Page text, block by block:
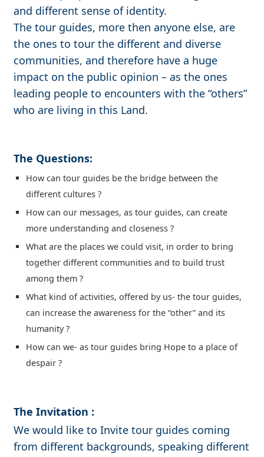
and different sense of identity.
The tour guides, more then anyone else, are
the ones to tour the different and diverse
communities, and therefore have a huge
impact on the public opinion – as the ones
leading people to encounters with the “others”
who are living in this Land.
The Questions:
How can tour guides be the bridge between the
different cultures ?
How can our messages, as tour guides, can create
more understanding and closeness ?
What are the places we could visit, in order to bring
together different communities and to build trust
among them ?
What kind of activities, offered by us- the tour guides,
can increase the awareness for the “other” and its
humanity ?
How can we- as tour guides bring Hope to a place of
despair ?
The Invitation :
We would like to Invite tour guides coming
from different backgrounds, speaking different